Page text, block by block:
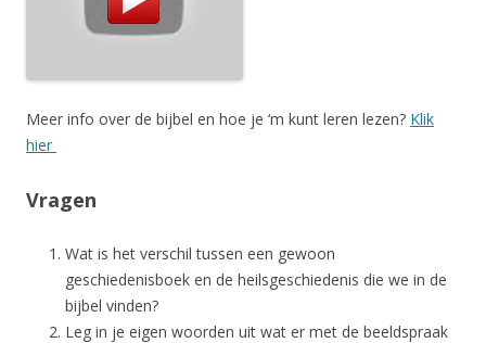
Meer info over de bijbel en hoe je ‘m kunt leren lezen? Klik
hier
Vragen
Wat is het verschil tussen een gewoon
geschiedenisboek en de heilsgeschiedenis die we in de
bijbel vinden?
Leg in je eigen woorden uit wat er met de beeldspraak